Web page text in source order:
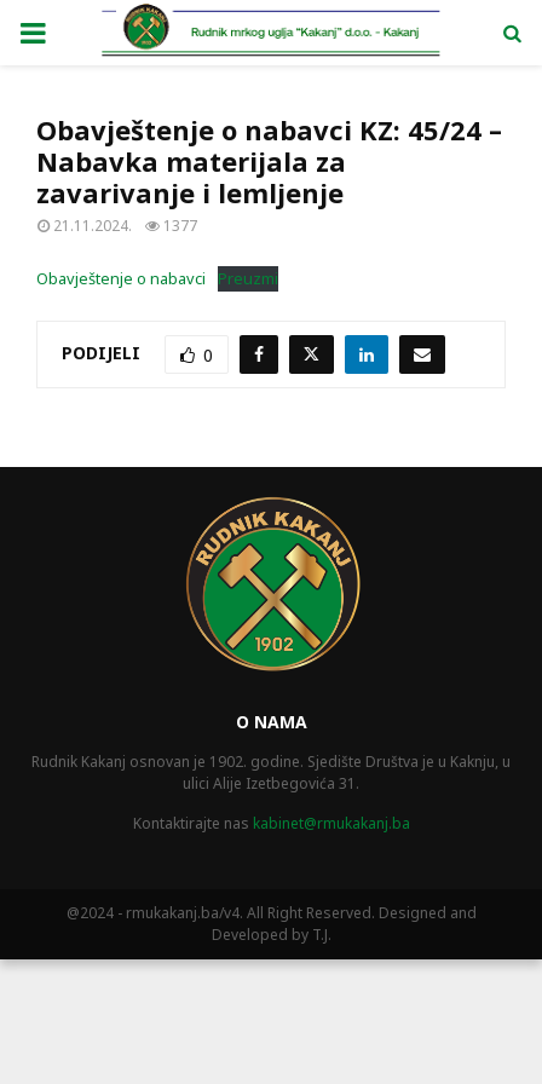
PRIMARY
Obavještenje o nabavci KZ: 45/24 –
Nabavka materijala za
zavarivanje i lemljenje
21.11.2024. 1377
Obavještenje o nabavci Preuzmi
PODIJELI 0
O NAMA
Rudnik Kakanj osnovan je 1902. godine. Sjedište Društva je u Kaknju, u
ulici Alije Izetbegovića 31.
Kontaktirajte nas kabinet@rmukakanj.ba
@2024 - rmukakanj.ba/v4. All Right Reserved. Designed and
Developed by T.J.